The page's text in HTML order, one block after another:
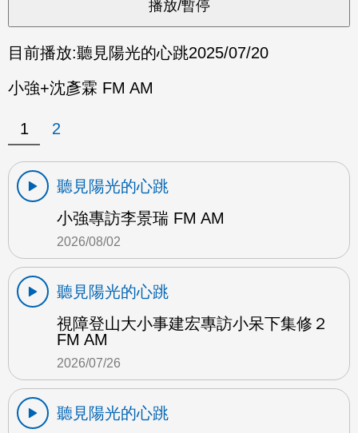
目前播放:聽見陽光的心跳2025/07/20
小強+沈彥霖 FM AM
1 2
聽見陽光的心跳
小強專訪李景瑞 FM AM
2026/08/02
聽見陽光的心跳
視障登山大小事建宏專訪小呆下集修２
FM AM
2026/07/26
聽見陽光的心跳